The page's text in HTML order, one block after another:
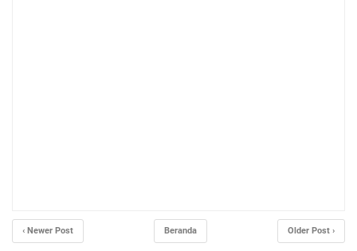
‹ Newer Post Older Post ›
Beranda